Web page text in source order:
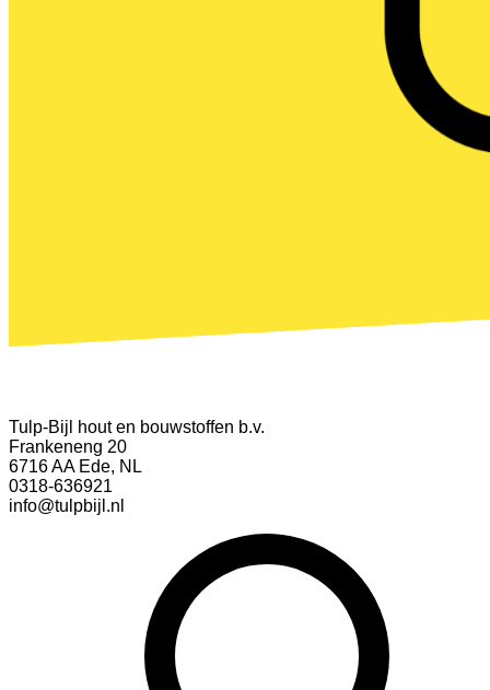
Tulp-Bijl hout en bouwstoffen b.v.
Frankeneng 20
6716 AA Ede, NL
0318-636921
info@tulpbijl.nl